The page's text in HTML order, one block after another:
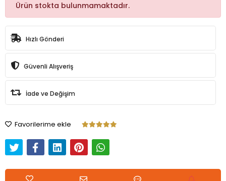
Ürün stokta bulunmamaktadır.
Hızlı Gönderi
Güvenli Alışveriş
İade ve Değişim
Favorilerime ekle